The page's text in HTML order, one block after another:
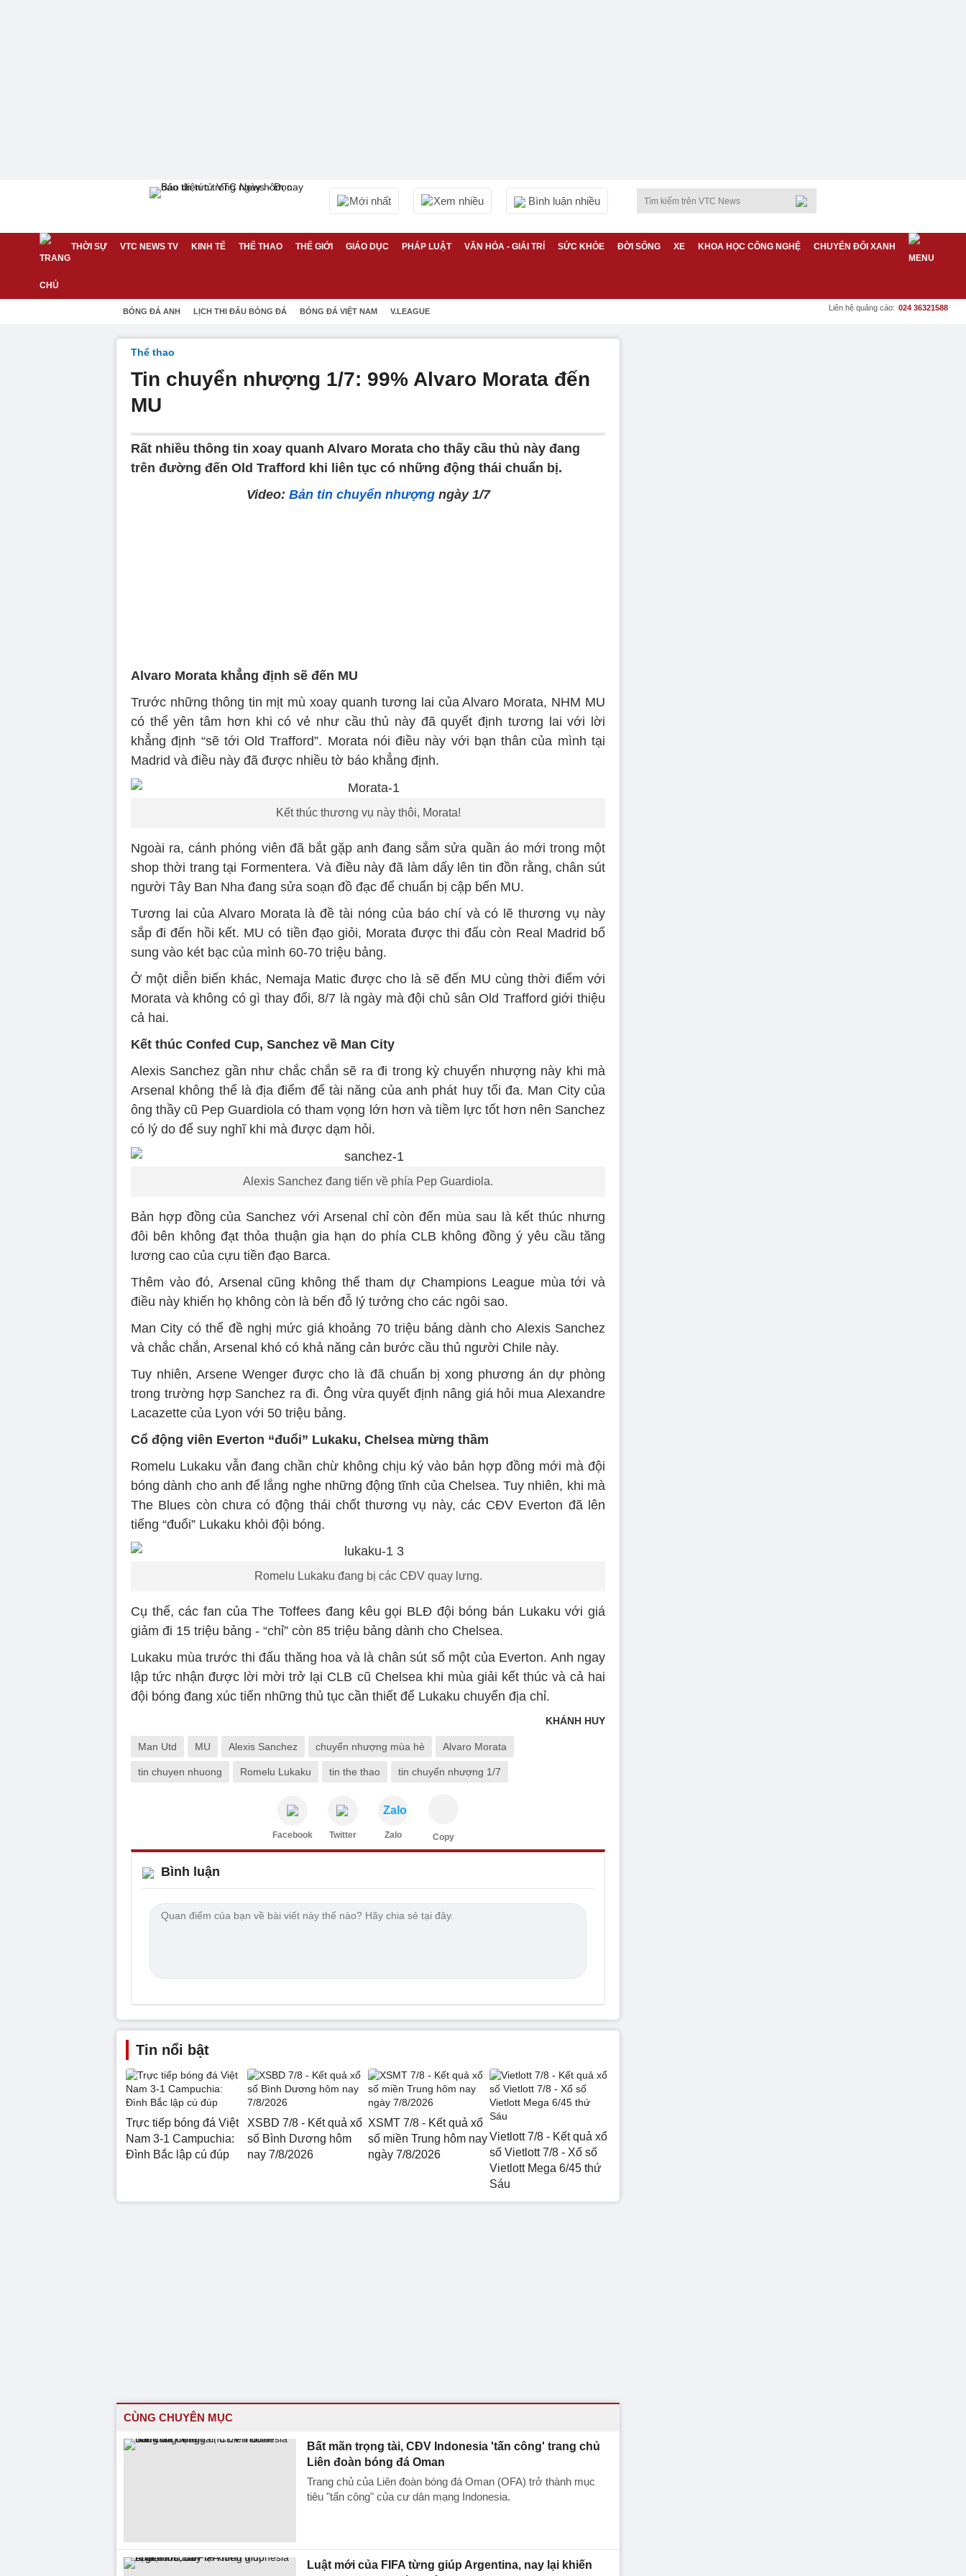
Mới nhất Xem nhiều Bình luận nhiều
THỜI SỰ VTC NEWS TV KINH TẾ THỂ THAO THẾ GIỚI GIÁO DỤC PHÁP LUẬT VĂN HÓA - GIẢI TRÍ SỨC KHỎE ĐỜI SỐNG XE KHOA HỌC CÔNG NGHỆ CHUYỂN ĐỔI XANH
BÓNG ĐÁ ANH LỊCH THI ĐẤU BÓNG ĐÁ BÓNG ĐÁ VIỆT NAM V.LEAGUE Liên hệ quảng cáo: 024 36321588
Thể thao
Tin chuyển nhượng 1/7: 99% Alvaro Morata đến
MU
Rất nhiều thông tin xoay quanh Alvaro Morata cho thấy cầu thủ này đang
trên đường đến Old Trafford khi liên tục có những động thái chuẩn bị.
Video: Bản tin chuyển nhượngngày 1/7
Alvaro Morata khẳng định sẽ đến MU
Trước những thông tin mịt mù xoay quanh tương lai của Alvaro Morata, NHM MU
có thể yên tâm hơn khi có vẻ như cầu thủ này đã quyết định tương lai với lời
khẳng định “sẽ tới Old Trafford”. Morata nói điều này với bạn thân của mình tại
Madrid và điều này đã được nhiều tờ báo khẳng định.
Kết thúc thương vụ này thôi, Morata!
Ngoài ra, cánh phóng viên đã bắt gặp anh đang sắm sửa quần áo mới trong một
shop thời trang tại Formentera. Và điều này đã làm dấy lên tin đồn rằng, chân sút
người Tây Ban Nha đang sửa soạn đồ đạc để chuẩn bị cập bến MU.
Tương lai của Alvaro Morata là đề tài nóng của báo chí và có lẽ thương vụ này
sắp đi đến hồi kết. MU có tiền đạo giỏi, Morata được thi đấu còn Real Madrid bổ
sung vào két bạc của mình 60-70 triệu bảng.
Ở một diễn biến khác, Nemaja Matic được cho là sẽ đến MU cùng thời điểm với
Morata và không có gì thay đổi, 8/7 là ngày mà đội chủ sân Old Trafford giới thiệu
cả hai.
Kết thúc Confed Cup, Sanchez về Man City
Alexis Sanchez gần như chắc chắn sẽ ra đi trong kỳ chuyển nhượng này khi mà
Arsenal không thể là địa điểm để tài năng của anh phát huy tối đa. Man City của
ông thầy cũ Pep Guardiola có tham vọng lớn hơn và tiềm lực tốt hơn nên Sanchez
có lý do để suy nghĩ khi mà được dạm hỏi.
Alexis Sanchez đang tiến về phía Pep Guardiola.
Bản hợp đồng của Sanchez với Arsenal chỉ còn đến mùa sau là kết thúc nhưng
đôi bên không đạt thỏa thuận gia hạn do phía CLB không đồng ý yêu cầu tăng
lương cao của cựu tiền đạo Barca.
Thêm vào đó, Arsenal cũng không thể tham dự Champions League mùa tới và
điều này khiến họ không còn là bến đỗ lý tưởng cho các ngôi sao.
Man City có thể đề nghị mức giá khoảng 70 triệu bảng dành cho Alexis Sanchez
và chắc chắn, Arsenal khó có khả năng cản bước cầu thủ người Chile này.
Tuy nhiên, Arsene Wenger được cho là đã chuẩn bị xong phương án dự phòng
trong trường hợp Sanchez ra đi. Ông vừa quyết định nâng giá hỏi mua Alexandre
Lacazette của Lyon với 50 triệu bảng.
Cổ động viên Everton “đuổi” Lukaku, Chelsea mừng thầm
Romelu Lukaku vẫn đang chần chừ không chịu ký vào bản hợp đồng mới mà đội
bóng dành cho anh để lắng nghe những động tĩnh của Chelsea. Tuy nhiên, khi mà
The Blues còn chưa có động thái chốt thương vụ này, các CĐV Everton đã lên
tiếng “đuổi” Lukaku khỏi đội bóng.
Romelu Lukaku đang bị các CĐV quay lưng.
Cụ thể, các fan của The Toffees đang kêu gọi BLĐ đội bóng bán Lukaku với giá
giảm đi 15 triệu bảng - “chỉ” còn 85 triệu bảng dành cho Chelsea.
Lukaku mùa trước thi đấu thăng hoa và là chân sút số một của Everton. Anh ngay
lập tức nhận được lời mời trở lại CLB cũ Chelsea khi mùa giải kết thúc và cả hai
đội bóng đang xúc tiến những thủ tục cần thiết để Lukaku chuyển địa chỉ.
KHÁNH HUY
Man Utd MU Alexis Sanchez chuyển nhượng mùa hè Alvaro Morata
tin chuyen nhuong Romelu Lukaku tin the thao tin chuyển nhượng 1/7
Facebook Twitter
Zalo
Zalo Copy
Bình luận
Tin nổi bật
Trực tiếp bóng đá Việt
Nam 3-1 Campuchia:
Đình Bắc lập cú đúp
XSBD 7/8 - Kết quả xổ
số Bình Dương hôm
nay 7/8/2026
XSMT 7/8 - Kết quả xổ
số miền Trung hôm nay
ngày 7/8/2026
Vietlott 7/8 - Kết quả xổ
số Vietlott 7/8 - Xổ số
Vietlott Mega 6/45 thứ
Sáu
CÙNG CHUYÊN MỤC
Bất mãn trọng tài, CĐV Indonesia 'tấn công' trang chủ
Liên đoàn bóng đá Oman
Trang chủ của Liên đoàn bóng đá Oman (OFA) trở thành mục
tiêu "tấn công" của cư dân mạng Indonesia.
Luật mới của FIFA từng giúp Argentina, nay lại khiến